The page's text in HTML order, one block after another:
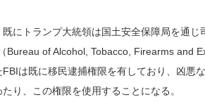
にトランプ大統領は国土安全保障局を通
Bureau of Alcohol, Tobacco, Firearms and
は既に移民逮捕権限を有しており、凶悪
り、この権限を使用することになる。